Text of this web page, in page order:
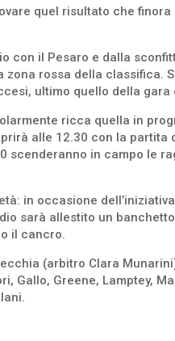
quel risultato che
con il Pesaro e dalla
zona rossa della classifica.
ultimo quello della
ricca quella in
alle 12.30 con la
scenderanno in campo le
in occasione
sarà allestito un
il cancro.
(arbitro Clara
Gallo, Greene, Lamptey,